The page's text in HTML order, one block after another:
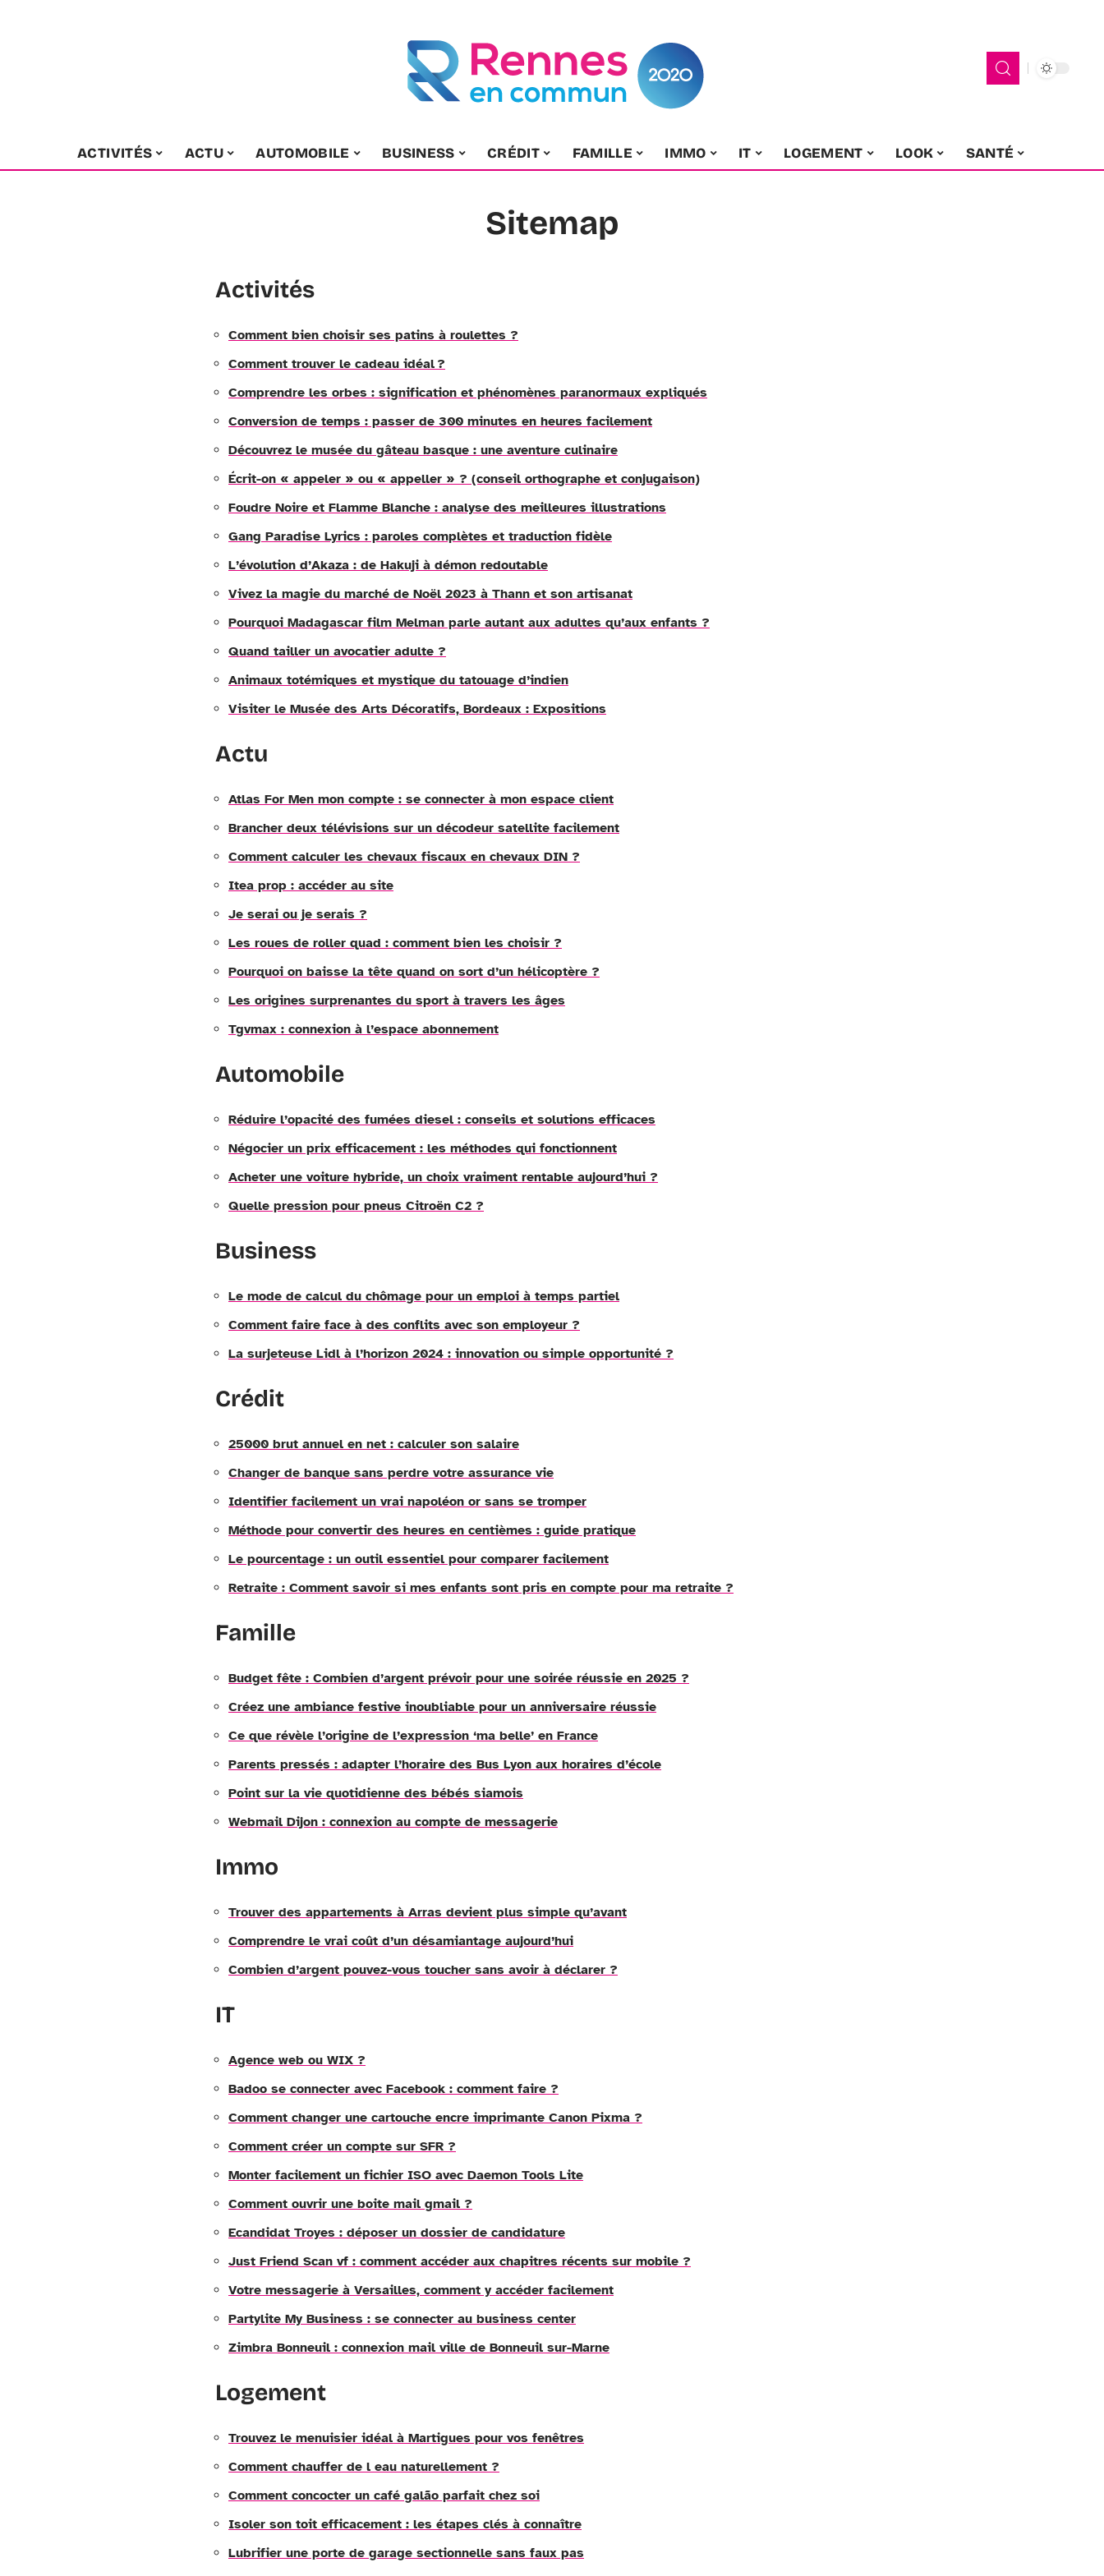
ACTIVITÉS ACTU AUTOMOBILE BUSINESS CRÉDIT FAMILLE IMMO IT LOGEMENT LOOK SANTÉ
Sitemap
Activités
Comment bien choisir ses patins à roulettes ?
Comment trouver le cadeau idéal ?
Comprendre les orbes : signification et phénomènes paranormaux expliqués
Conversion de temps : passer de 300 minutes en heures facilement
Découvrez le musée du gâteau basque : une aventure culinaire
Écrit-on « appeler » ou « appeller » ? (conseil orthographe et conjugaison)
Foudre Noire et Flamme Blanche : analyse des meilleures illustrations
Gang Paradise Lyrics : paroles complètes et traduction fidèle
L’évolution d’Akaza : de Hakuji à démon redoutable
Vivez la magie du marché de Noël 2023 à Thann et son artisanat
Pourquoi Madagascar film Melman parle autant aux adultes qu’aux enfants ?
Quand tailler un avocatier adulte ?
Animaux totémiques et mystique du tatouage d’indien
Visiter le Musée des Arts Décoratifs, Bordeaux : Expositions
Actu
Atlas For Men mon compte : se connecter à mon espace client
Brancher deux télévisions sur un décodeur satellite facilement
Comment calculer les chevaux fiscaux en chevaux DIN ?
Itea prop : accéder au site
Je serai ou je serais ?
Les roues de roller quad : comment bien les choisir ?
Pourquoi on baisse la tête quand on sort d’un hélicoptère ?
Les origines surprenantes du sport à travers les âges
Tgvmax : connexion à l’espace abonnement
Automobile
Réduire l’opacité des fumées diesel : conseils et solutions efficaces
Négocier un prix efficacement : les méthodes qui fonctionnent
Acheter une voiture hybride, un choix vraiment rentable aujourd’hui ?
Quelle pression pour pneus Citroën C2 ?
Business
Le mode de calcul du chômage pour un emploi à temps partiel
Comment faire face à des conflits avec son employeur ?
La surjeteuse Lidl à l’horizon 2024 : innovation ou simple opportunité ?
Crédit
25000 brut annuel en net : calculer son salaire
Changer de banque sans perdre votre assurance vie
Identifier facilement un vrai napoléon or sans se tromper
Méthode pour convertir des heures en centièmes : guide pratique
Le pourcentage : un outil essentiel pour comparer facilement
Retraite : Comment savoir si mes enfants sont pris en compte pour ma retraite ?
Famille
Budget fête : Combien d’argent prévoir pour une soirée réussie en 2025 ?
Créez une ambiance festive inoubliable pour un anniversaire réussie
Ce que révèle l’origine de l’expression ‘ma belle’ en France
Parents pressés : adapter l’horaire des Bus Lyon aux horaires d’école
Point sur la vie quotidienne des bébés siamois
Webmail Dijon : connexion au compte de messagerie
Immo
Trouver des appartements à Arras devient plus simple qu’avant
Comprendre le vrai coût d’un désamiantage aujourd’hui
Combien d’argent pouvez-vous toucher sans avoir à déclarer ?
IT
Agence web ou WIX ?
Badoo se connecter avec Facebook : comment faire ?
Comment changer une cartouche encre imprimante Canon Pixma ?
Comment créer un compte sur SFR ?
Monter facilement un fichier ISO avec Daemon Tools Lite
Comment ouvrir une boite mail gmail ?
Ecandidat Troyes : déposer un dossier de candidature
Just Friend Scan vf : comment accéder aux chapitres récents sur mobile ?
Votre messagerie à Versailles, comment y accéder facilement
Partylite My Business : se connecter au business center
Zimbra Bonneuil : connexion mail ville de Bonneuil sur-Marne
Logement
Trouvez le menuisier idéal à Martigues pour vos fenêtres
Comment chauffer de l eau naturellement ?
Comment concocter un café galão parfait chez soi
Isoler son toit efficacement : les étapes clés à connaître
Lubrifier une porte de garage sectionnelle sans faux pas